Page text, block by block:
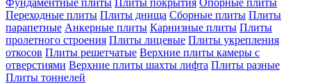
Переходные плиты Плиты днища Сборные плиты Плиты
парапетные Анкерные плиты Карнизные плиты Плиты
пролетного строения Плиты лицевые Плиты укрепления
откосов Плиты решетчатые Верхние плиты камеры с
отверстиями Верхние плиты шахты лифта Плиты разные
Плиты тоннелей